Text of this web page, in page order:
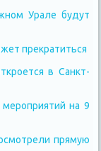
Урале будут
прекратиться
в Санкт-
на 9
прямую